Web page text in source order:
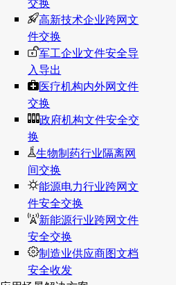
高新技术企业跨网文
件交换
军工企业文件安全导
入导出
医疗机构内外网文件
交换
政府机构文件安全交
换
生物制药行业隔离网
间交换
能源电力行业跨网文
件安全交换
新能源行业跨网文件
安全交换
制造业供应商图文档
安全收发